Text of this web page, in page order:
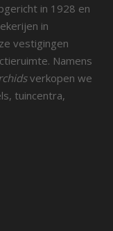
in 1928 en
in
vestigingen
Namens
verkopen we
tuincentra,